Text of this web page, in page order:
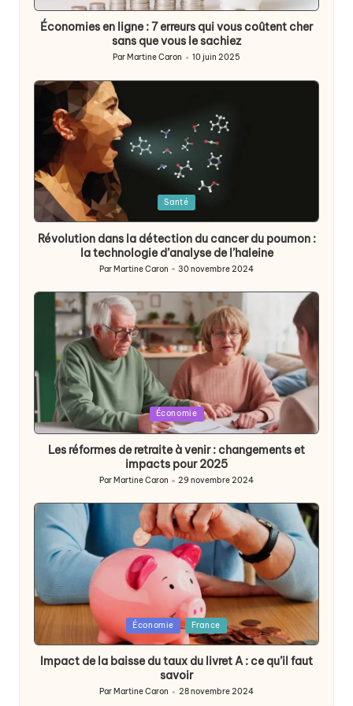
Économies en ligne : 7 erreurs qui vous coûtent cher
sans que vous le sachiez
Par Martine Caron 10 juin 2025
Posted
in
Santé
Révolution dans la détection du cancer du poumon :
la technologie d’analyse de l’haleine
Publié
ParMartine Caron 30 novembre 2024
Posted
in
Économie
Les réformes de retraite à venir : changements et
impacts pour 2025
Publié
par
Par Martine Caron 29 novembre 2024
Économie France
Impact de la baisse du taux du livret A : ce qu’il faut
savoir
Par Martine Caron 28 novembre 2024